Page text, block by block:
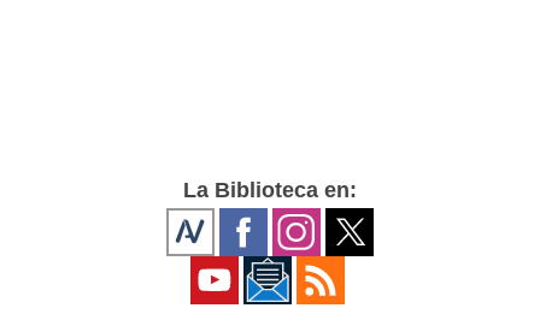
La Biblioteca en: